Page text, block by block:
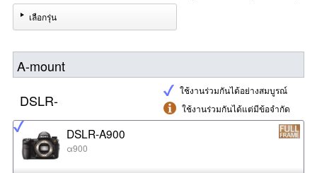
เลือกรุ่น
A-mount
ใช้งานร่วมกันได้อย่างสมบูรณ์
ใช้งานร่วมกันได้แต่มีข้อจำกัด
DSLR-
DSLR-A900
α900